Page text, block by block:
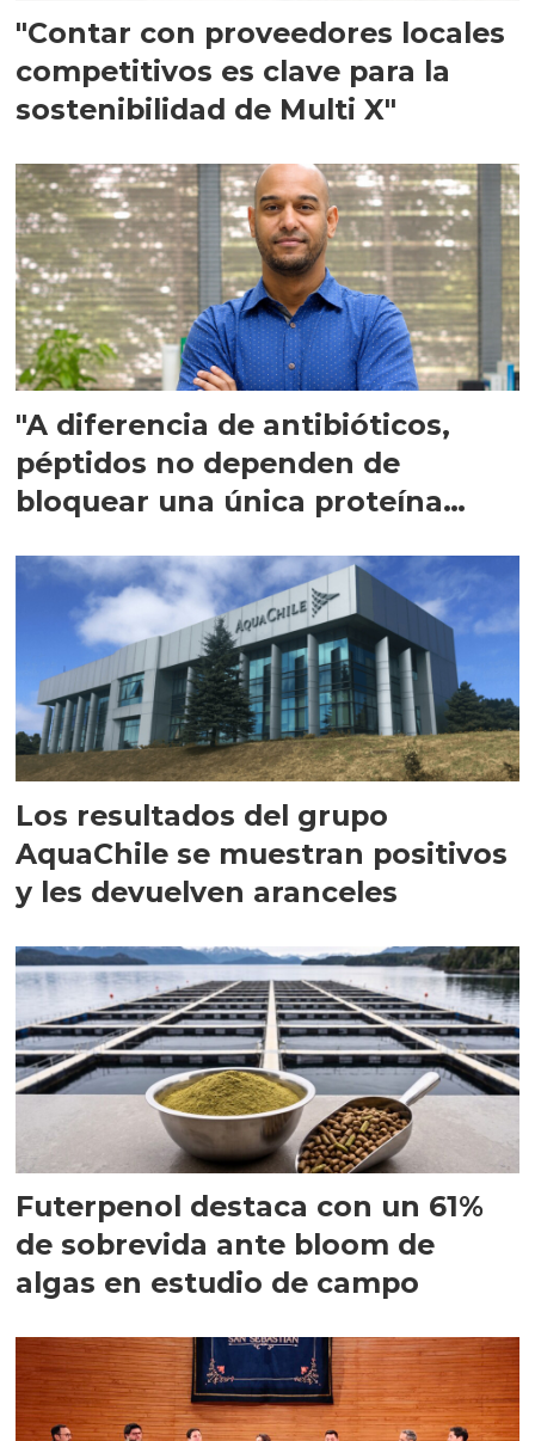
"Contar con proveedores locales
competitivos es clave para la
sostenibilidad de Multi X"
"A diferencia de antibióticos,
péptidos no dependen de
bloquear una única proteína
Los resultados del grupo
AquaChile se muestran positivos
y les devuelven aranceles
Futerpenol destaca con un 61%
de sobrevida ante bloom de
algas en estudio de campo